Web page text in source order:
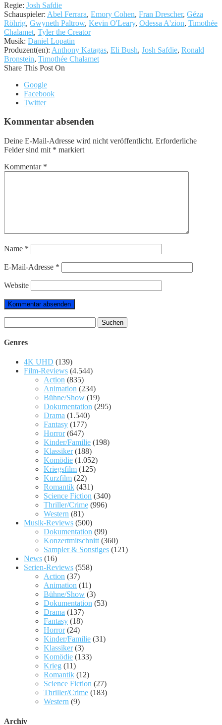
Regie: Josh Safdie
Schauspieler: Abel Ferrara, Emory Cohen, Fran Drescher, Géza
Röhrig, Gwyneth Paltrow, Kevin O'Leary, Odessa A'zion, Timothée
Chalamet, Tyler the Creator
Musik: Daniel Lopatin
Produzent(en): Anthony Katagas, Eli Bush, Josh Safdie, Ronald
Bronstein, Timothée Chalamet
Share This Post On
Google
Facebook
Twitter
Kommentar absenden
Deine E-Mail-Adresse wird nicht veröffentlicht. Erforderliche
Felder sind mit * markiert
Kommentar *
Name *
E-Mail-Adresse *
Website
nach:
Genres
4K UHD (139)
Film-Reviews (4.544)
Action (835)
Animation (234)
Bühne/Show (19)
Dokumentation (295)
Drama (1.540)
Fantasy (177)
Horror(647)
Kinder/Familie (198)
Klassiker(188)
Komödie (1.052)
Kriegsfilm (125)
Kurzfilm (22)
Romantik (431)
Science Fiction (340)
Thriller/Crime (996)
Western (81)
Musik-Reviews (500)
Dokumentation (99)
Konzertmitschnitt(360)
Sampler & Sonstiges (121)
News (16)
Serien-Reviews (558)
Action (37)
Animation (11)
Bühne/Show (3)
Dokumentation (53)
Drama (137)
Fantasy (18)
Horror(24)
Kinder/Familie (31)
Klassiker(3)
Komödie (133)
Krieg (11)
Romantik (12)
Science Fiction (27)
Thriller/Crime (183)
Western (9)
Archiv